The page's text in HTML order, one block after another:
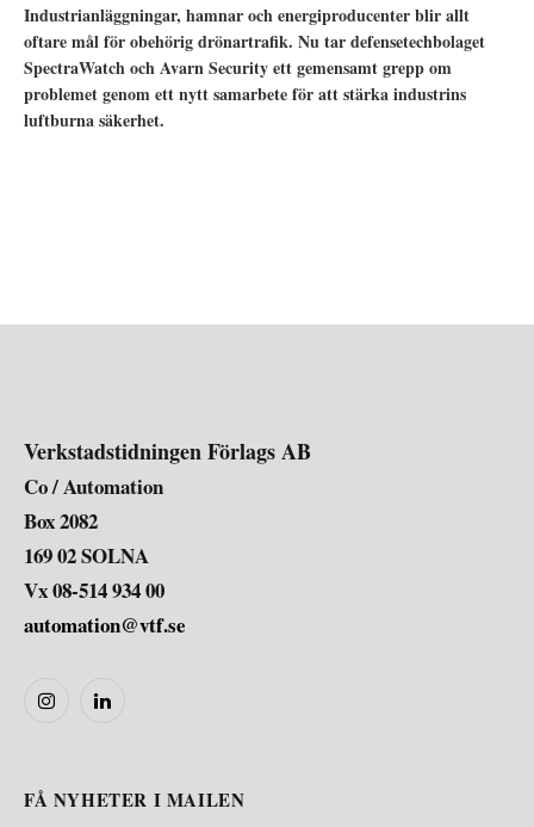
Industrianläggningar, hamnar och energiproducenter blir allt
oftare mål för obehörig drönartrafik. Nu tar defensetechbolaget
SpectraWatch och Avarn Security ett gemensamt grepp om
problemet genom ett nytt samarbete för att stärka industrins
luftburna säkerhet.
Verkstadstidningen Förlags AB
Co / Automation
Box 2082
169 02 SOLNA
Vx 08-514 934 00
automation@vtf.se
InstagramLinkedIn
FÅ NYHETER I MAILEN